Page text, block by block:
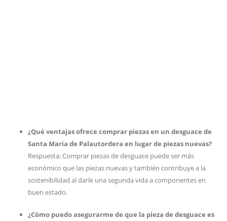
¿Qué ventajas ofrece comprar piezas en un desguace de
Santa Maria de Palautordera en lugar de piezas nuevas?
Respuesta: Comprar piezas de desguace puede ser más
económico que las piezas nuevas y también contribuye a la
sostenibilidad al darle una segunda vida a componentes en
buen estado.
¿Cómo puedo asegurarme de que la pieza de desguace es